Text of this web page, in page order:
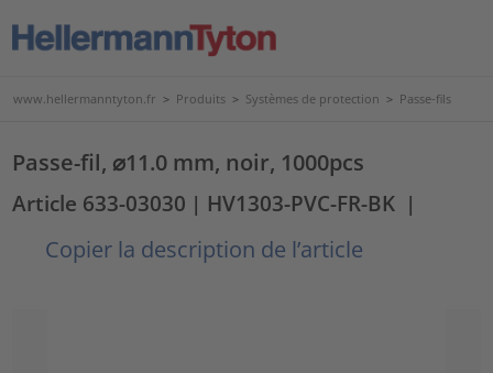
www.hellermanntyton.fr > Produits > Systèmes de protection > Passe-fils
Passe-fil, ⌀11.0 mm, noir, 1000pcs
Article 633-03030 | HV1303-PVC-FR-BK |
Copier la description de l’article